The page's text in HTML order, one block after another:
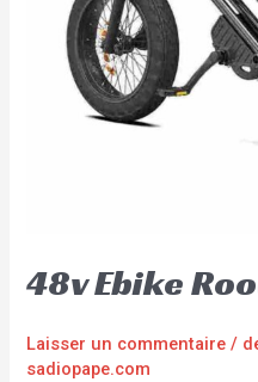
48v Ebike
Laisser un commentaire /
sadiopape.com